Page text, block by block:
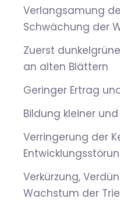
Verlangsamung
Schwächung der
Zuerst
an alten Blättern
Geringer Ertrag
Bildung kleiner
Verringerung der
Verkürzung,
Wachstum der